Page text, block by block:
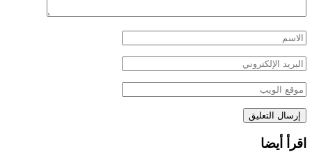
اقرأ أيضا